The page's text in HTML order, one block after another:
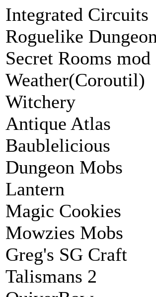
Integrated Circuits
Roguelike
Secret Rooms mod
Weather(Coroutil)
Witchery
Antique Atlas
Baublelicious
Dungeon Mobs
Lantern
Magic Cookies
Mowzies Mobs
Greg's SG Craft
Talismans 2